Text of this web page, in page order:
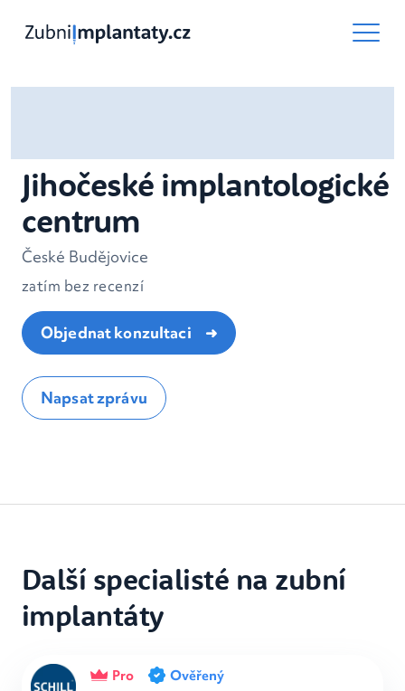
Jihočeské implantologické
centrum
České Budějovice
zatím bez recenzí
Objednat konzultaci
Napsat zprávu
Další specialisté na zubní
implantáty
Pro Ověřený